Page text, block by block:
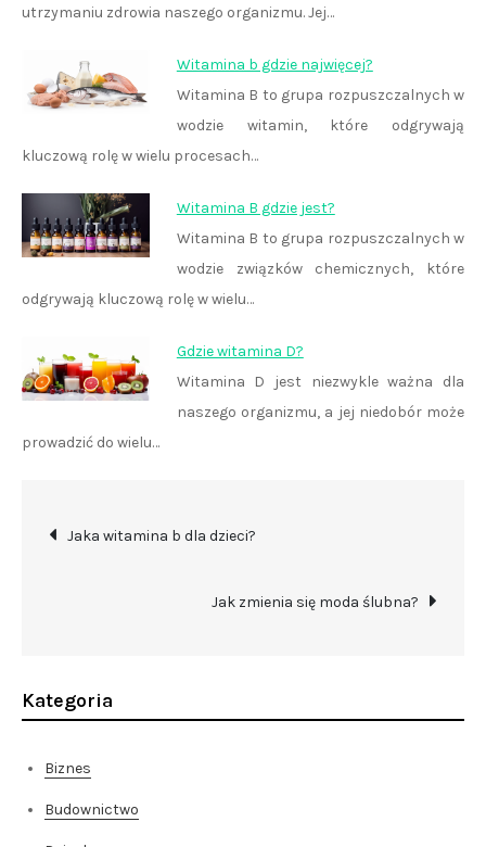
utrzymaniu zdrowia naszego organizmu. Jej…
Witamina b gdzie najwięcej?
Witamina B to grupa rozpuszczalnych w
wodzie witamin, które odgrywają
kluczową rolę w wielu procesach…
Witamina B gdzie jest?
Witamina B to grupa rozpuszczalnych w
wodzie związków chemicznych, które
odgrywają kluczową rolę w wielu…
Gdzie witamina D?
Witamina D jest niezwykle ważna dla
naszego organizmu, a jej niedobór może
prowadzić do wielu…
Nawigacja
Jaka witamina b dla dzieci?
Jak zmienia się moda ślubna?
Kategoria
Biznes
Budownictwo